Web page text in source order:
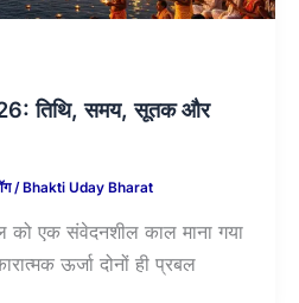
तिथि, समय, सूतक और
/ Bhakti Uday Bharat
को एक संवेदनशील काल माना गया
ऊर्जा दोनों ही प्रबल